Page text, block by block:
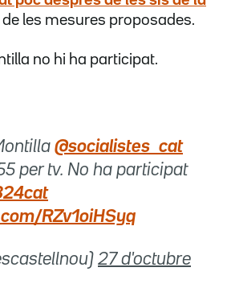
les mesures proposades.
no hi ha participat.
@socialistes_cat
per tv. No ha participat
RZv1oiHSyq
27 d'octubre